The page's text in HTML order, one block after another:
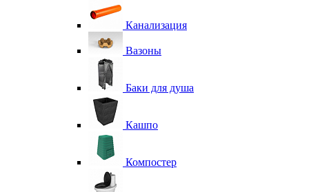
Канализация
Вазоны
Баки для душа
Кашпо
Компостер